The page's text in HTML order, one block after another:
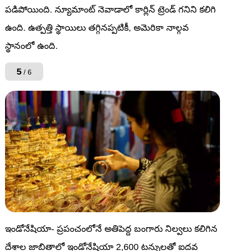
పడిపోయింది. న్యూమాంట్ నెవాడాలో కార్లిన్ ట్రెండ్ గనిని కలిగి
ఉంది. ఉత్పత్తి స్థాయిలు తగ్గినప్పటికీ, అమెరికా నాల్గవ
స్థానంలో ఉంది.
5 / 6
ఇండోనేషియా- ప్రపంచంలోనే అతిపెద్ద బంగారు నిల్వలు కలిగిన
దేశాల జాబితాలో ఇండోనేషియా 2,600 టన్నులతో ఐదవ